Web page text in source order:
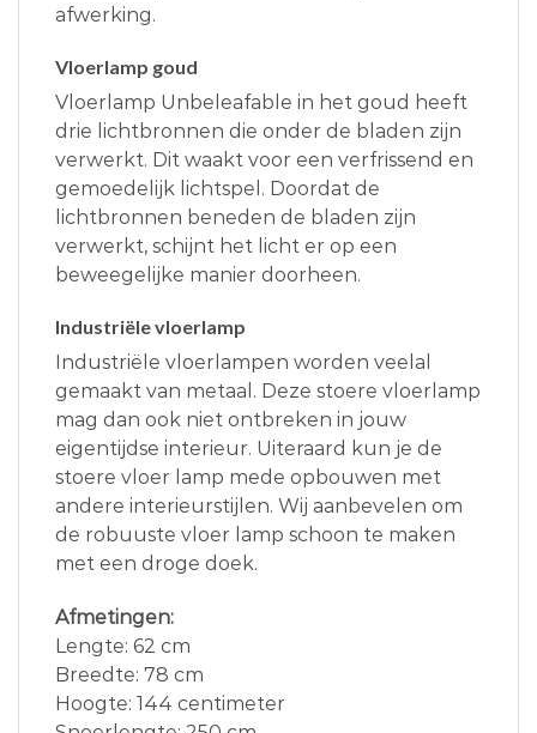
afwerking.
Vloerlamp goud
Vloerlamp Unbeleafable in het goud heeft
drie lichtbronnen die onder de bladen zijn
verwerkt. Dit waakt voor een verfrissend en
gemoedelijk lichtspel. Doordat de
lichtbronnen beneden de bladen zijn
verwerkt, schijnt het licht er op een
beweegelijke manier doorheen.
Industriële vloerlamp
Industriële vloerlampen worden veelal
gemaakt van metaal. Deze stoere vloerlamp
mag dan ook niet ontbreken in jouw
eigentijdse interieur. Uiteraard kun je de
stoere vloer lamp mede opbouwen met
andere interieurstijlen. Wij aanbevelen om
de robuuste vloer lamp schoon te maken
met een droge doek.
Afmetingen:
Lengte: 62 cm
Breedte: 78 cm
Hoogte: 144 centimeter